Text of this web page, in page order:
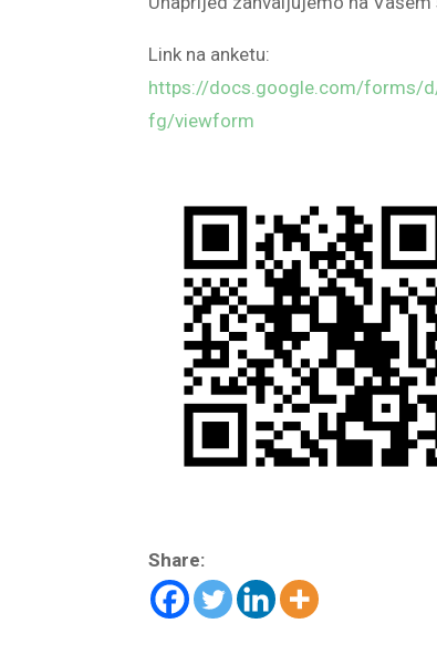
Link na anketu:
https://docs.google.com/forms/d/
fg/viewform
Share: